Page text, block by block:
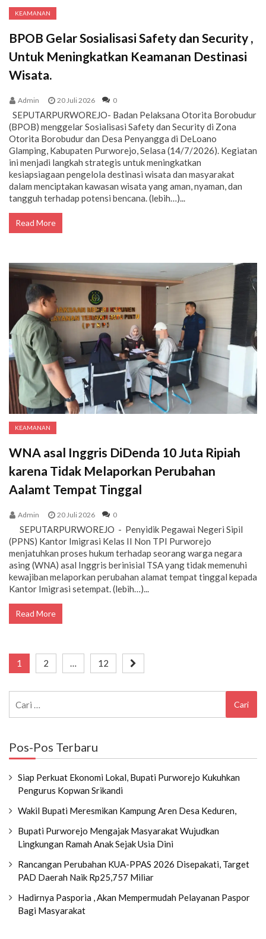
KEAMANAN
BPOB Gelar Sosialisasi Safety dan Security ,
Untuk Meningkatkan Keamanan Destinasi
Wisata.
Admin 20 Juli 2026 0
SEPUTARPURWOREJO- Badan Pelaksana Otorita Borobudur
(BPOB) menggelar Sosialisasi Safety dan Security di Zona
Otorita Borobudur dan Desa Penyangga di DeLoano
Glamping, Kabupaten Purworejo, Selasa (14/7/2026). Kegiatan
ini menjadi langkah strategis untuk meningkatkan
kesiapsiagaan pengelola destinasi wisata dan masyarakat
dalam menciptakan kawasan wisata yang aman, nyaman, dan
tangguh terhadap potensi bencana. (lebih…)...
Read More
KEAMANAN
WNA asal Inggris DiDenda 10 Juta Ripiah
karena Tidak Melaporkan Perubahan
Aalamt Tempat Tinggal
Admin 20 Juli 2026 0
SEPUTARPURWOREJO - Penyidik Pegawai Negeri Sipil
(PPNS) Kantor Imigrasi Kelas II Non TPI Purworejo
menjatuhkan proses hukum terhadap seorang warga negara
asing (WNA) asal Inggris berinisial TSA yang tidak memenuhi
kewajiban melaporkan perubahan alamat tempat tinggal kepada
Kantor Imigrasi setempat. (lebih…)...
Read More
Paginasi
1 2 … 12
untuk:
Pos-Pos Terbaru
Siap Perkuat Ekonomi Lokal, Bupati Purworejo Kukuhkan
Pengurus Kopwan Srikandi
Wakil Bupati Meresmikan Kampung Aren Desa Keduren,
Bupati Purworejo Mengajak Masyarakat Wujudkan
Lingkungan Ramah Anak Sejak Usia Dini
Rancangan Perubahan KUA-PPAS 2026 Disepakati, Target
PAD Daerah Naik Rp25,757 Miliar
Hadirnya Pasporia , Akan Mempermudah Pelayanan Paspor
Bagi Masyarakat